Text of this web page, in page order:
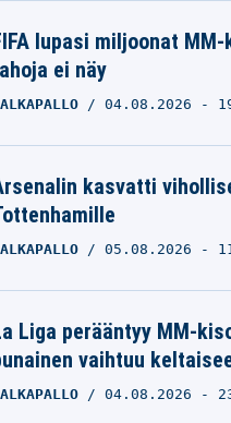
lupasi miljoonat
ei näy
04.08.2026 -
kasvatti
05.08.2026 -
Liga perääntyy MM-
vaihtuu
04.08.2026 -